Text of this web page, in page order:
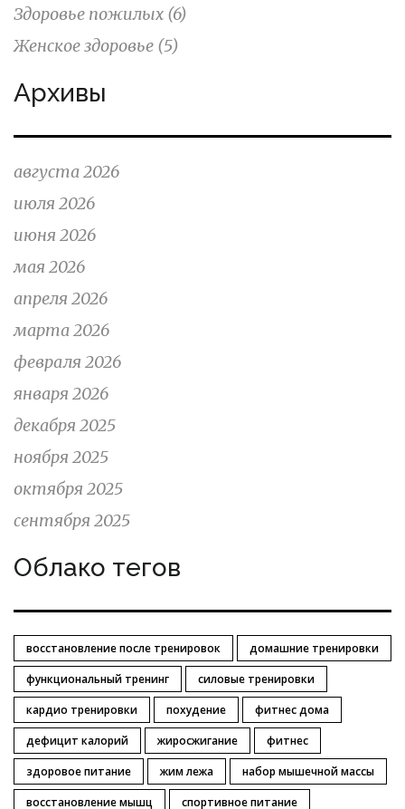
Здоровье пожилых (6)
Женское здоровье (5)
Архивы
августа 2026
июля 2026
июня 2026
мая 2026
апреля 2026
марта 2026
февраля 2026
января 2026
декабря 2025
ноября 2025
октября 2025
сентября 2025
Облако тегов
восстановление после тренировок
домашние тренировки
функциональный тренинг
силовые тренировки
кардио тренировки
похудение
фитнес дома
дефицит калорий
жиросжигание
фитнес
здоровое питание
жим лежа
набор мышечной массы
восстановление мышц
спортивное питание